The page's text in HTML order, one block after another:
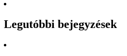
Legutóbbi bejegyzések